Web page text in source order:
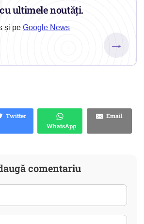
ultimele noutăți.
și pe Google News
→
Twitter
WhatsApp
Email
comentariu